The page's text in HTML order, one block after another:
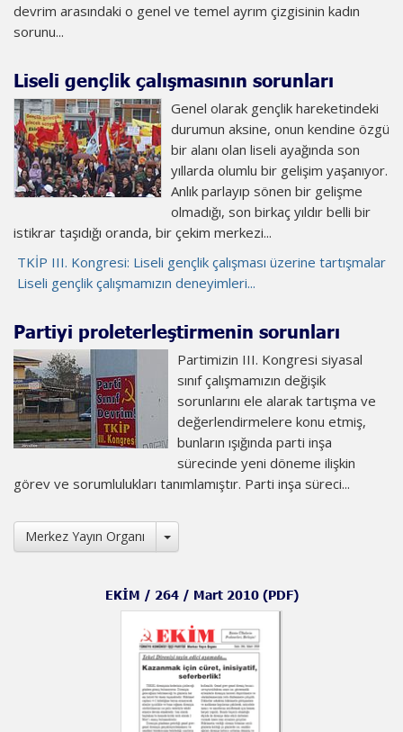
devrim arasındaki o genel ve temel ayrım çizgisinin kadın
sorunu...
Liseli gençlik çalışmasının sorunları
Genel olarak gençlik hareketindeki
durumun aksine, onun kendine özgü
bir alanı olan liseli ayağında son
yıllarda olumlu bir gelişim yaşanıyor.
Anlık parlayıp sönen bir gelişme
olmadığı, son birkaç yıldır belli bir
istikrar taşıdığı oranda, bir çekim merkezi...
TKİP III. Kongresi: Liseli gençlik çalışması üzerine tartışmalar
Liseli gençlik çalışmamızın deneyimleri...
Partiyi proleterleştirmenin sorunları
Partimizin III. Kongresi siyasal
sınıf çalışmamızın değişik
sorunlarını ele alarak tartışma ve
değerlendirmelere konu etmiş,
bunların ışığında parti inşa
sürecinde yeni döneme ilişkin
görev ve sorumlulukları tanımlamıştır. Parti inşa süreci...
Merkez Yayın Organı Toggle Dropdown
EKİM / 264 / Mart 2010 (PDF)